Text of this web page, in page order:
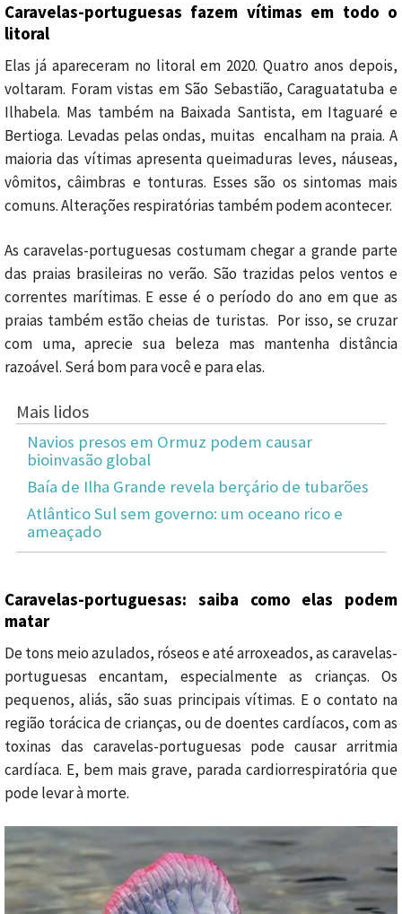
Caravelas-portuguesas fazem vítimas em todo o
litoral
Elas já apareceram no litoral em 2020. Quatro anos depois,
voltaram. Foram vistas em São Sebastião, Caraguatatuba e
Ilhabela. Mas também na Baixada Santista, em Itaguaré e
Bertioga. Levadas pelas ondas, muitas encalham na praia. A
maioria das vítimas apresenta queimaduras leves, náuseas,
vômitos, câimbras e tonturas. Esses são os sintomas mais
comuns. Alterações respiratórias também podem acontecer.
As caravelas-portuguesas costumam chegar a grande parte
das praias brasileiras no verão. São trazidas pelos ventos e
correntes marítimas. E esse é o período do ano em que as
praias também estão cheias de turistas. Por isso, se cruzar
com uma, aprecie sua beleza mas mantenha distância
razoável. Será bom para você e para elas.
Mais lidos
Navios presos em Ormuz podem causar
bioinvasão global
Baía de Ilha Grande revela berçário de tubarões
Atlântico Sul sem governo: um oceano rico e
ameaçado
Caravelas-portuguesas: saiba como elas podem
matar
De tons meio azulados, róseos e até arroxeados, as caravelas-
portuguesas encantam, especialmente as crianças. Os
pequenos, aliás, são suas principais vítimas. E o contato na
região torácica de crianças, ou de doentes cardíacos, com as
toxinas das caravelas-portuguesas pode causar arritmia
cardíaca. E, bem mais grave, parada cardiorrespiratória que
pode levar à morte.